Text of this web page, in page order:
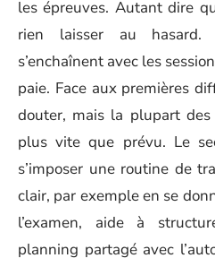
les épreuves. Autant dire
rien laisser au hasard.
s’enchaînent avec les
paie. Face aux premières
douter, mais la plupart des
plus vite que prévu. Le
s’imposer une routine de
clair, par exemple en se
l’examen, aide à
planning partagé avec